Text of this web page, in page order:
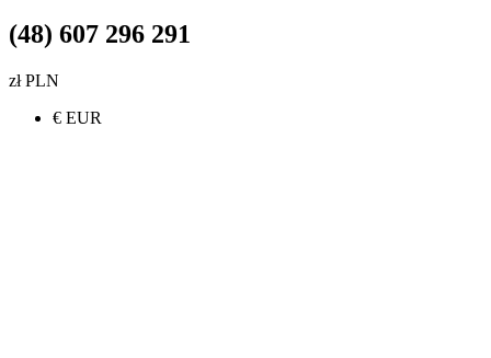
(48) 607 296 291
zł PLN
€ EUR